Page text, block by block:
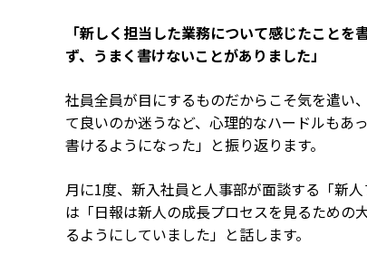
「新しく担当した業務について感じたこと
ず、うまく書けないことがありました」
社員全員が目にするものだからこそ気を遣い
て良いのか迷うなど、心理的なハードルもあ
書けるようになった」と振り返ります。
月に1度、新入社員と人事部が面談する「新
は「日報は新人の成長プロセスを見るための
るようにしていました」と話します。